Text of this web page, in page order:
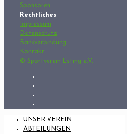
Sponsoren
Rechtliches
Impressum
Datenschutz
Bankverbindung
Kontakt
© Sportverein Esting e.V.
UNSER VEREIN
ABTEILUNGEN